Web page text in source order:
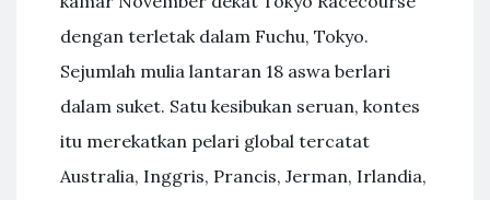
dengan terletak dalam Fuchu, Tokyo.
Sejumlah mulia lantaran 18 aswa berlari
dalam suket. Satu kesibukan seruan, kontes
itu merekatkan pelari global tercatat
Australia, Inggris, Prancis, Jerman, Irlandia,